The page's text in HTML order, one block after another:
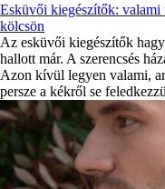
Esküvői kiegészítők:
kölcsön
Az esküvői kiegészítők
hallott már. A szerencsés
Azon kívül legyen valami,
persze a kékről se